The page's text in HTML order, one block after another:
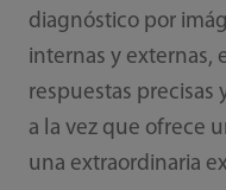
diagnóstico por
internas y externas,
respuestas precisas
a la vez que ofrece
una extraordinaria